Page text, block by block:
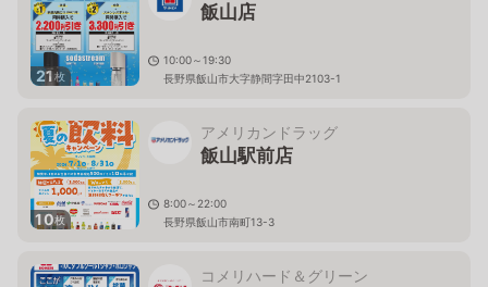
21枚
飯山店
10:00～19:30
長野県飯山市大字静間字田中2103-1
10枚
アメリカンドラッグ
飯山駅前店
8:00～22:00
長野県飯山市南町13-3
コメリハード＆グリーン